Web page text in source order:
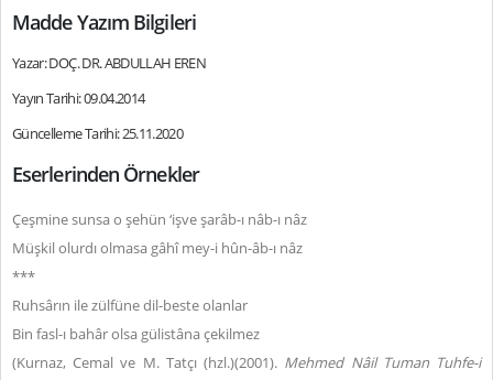
Madde Yazım Bilgileri
Yazar: DOÇ. DR. ABDULLAH EREN
Yayın Tarihi: 09.04.2014
Güncelleme Tarihi: 25.11.2020
Eserlerinden Örnekler
Çeşmine sunsa o şehün ‘işve şarâb-ı nâb-ı nâz
Müşkil olurdı olmasa gâhî mey-i hûn-âb-ı nâz
***
Ruhsârın ile zülfüne dil-beste olanlar
Bin fasl-ı bahâr olsa gülistâna çekilmez
(Kurnaz, Cemal ve M. Tatçı (hzl.)(2001). Mehmed Nâil Tuman Tuhfe-i